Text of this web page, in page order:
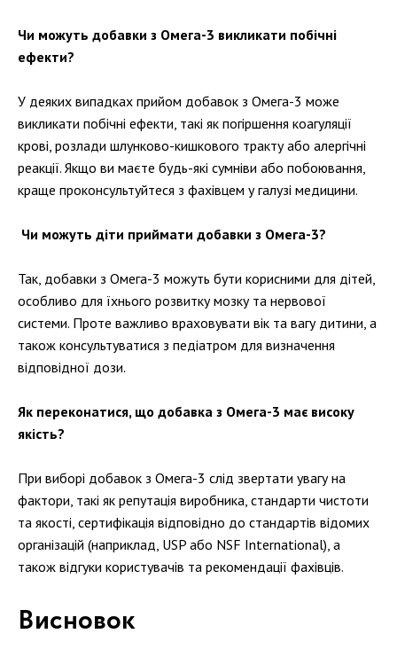
Чи можуть добавки з Омега-3 викликати побічні
ефекти?
У деяких випадках прийом добавок з Омега-3 може
викликати побічні ефекти, такі як погіршення коагуляції
крові, розлади шлунково-кишкового тракту або алергічні
реакції. Якщо ви маєте будь-які сумніви або побоювання,
краще проконсультуйтеся з фахівцем у галузі медицини.
Чи можуть діти приймати добавки з Омега-3?
Так, добавки з Омега-3 можуть бути корисними для дітей,
особливо для їхнього розвитку мозку та нервової
системи. Проте важливо враховувати вік та вагу дитини, а
також консультуватися з педіатром для визначення
відповідної дози.
Як переконатися, що добавка з Омега-3 має високу
якість?
При виборі добавок з Омега-3 слід звертати увагу на
фактори, такі як репутація виробника, стандарти чистоти
та якості, сертифікація відповідно до стандартів відомих
організацій (наприклад, USP або NSF International), а
також відгуки користувачів та рекомендації фахівців.
Висновок